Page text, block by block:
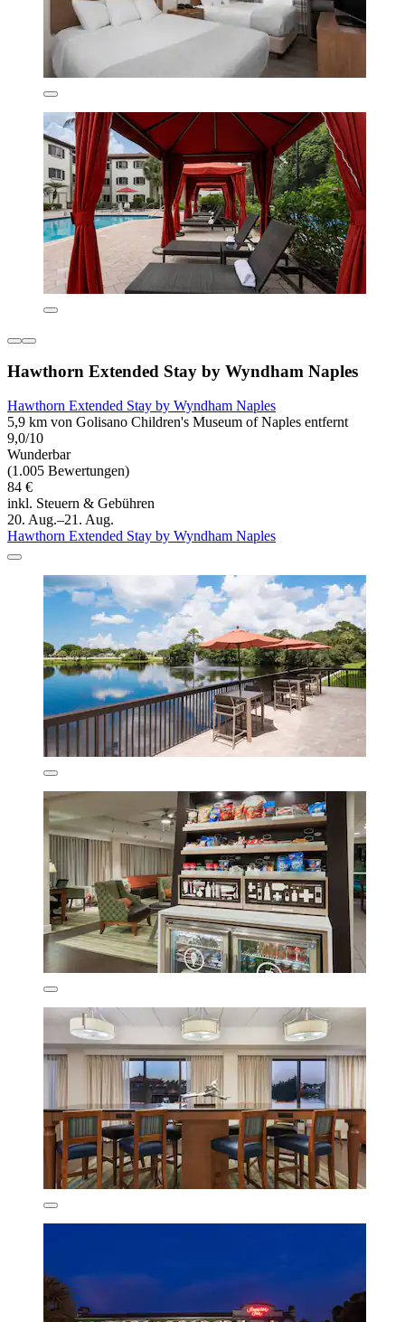
Hawthorn Extended Stay by Wyndham Naples
Hawthorn Extended Stay by Wyndham Naples
5,9 km von Golisano Children's Museum of Naples entfernt
9,0/10
Wunderbar
(1.005 Bewertungen)
84 €
inkl. Steuern & Gebühren
20. Aug.–21. Aug.
Hawthorn Extended Stay by Wyndham Naples